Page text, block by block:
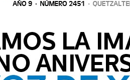
aventura en Costa Rica.
Comparte